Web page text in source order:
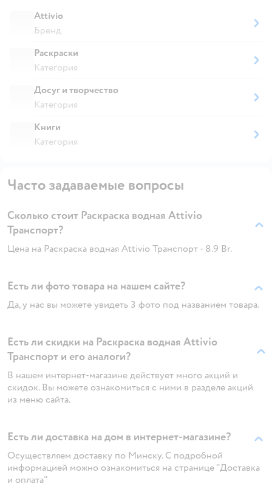
Attivio
Бренд
Раскраски
Категория
Досуг и творчество
Категория
Книги
Категория
Часто задаваемые вопросы
Сколько стоит Раскраска водная Attivio
Транспорт?
Цена на Раскраска водная Attivio Транспорт - 8.9 Br.
Есть ли фото товара на нашем сайте?
Да, у нас вы можете увидеть 3 фото под названием товара.
Есть ли скидки на Раскраска водная Attivio
Транспорт и его аналоги?
В нашем интернет-магазине действует много акций и
скидок. Вы можете ознакомиться с ними в разделе акций
из меню сайта.
Есть ли доставка на дом в интернет-магазине?
Осуществляем доставку по Минску. С подробной
информацией можно ознакомиться на странице "Доставка
и оплата"